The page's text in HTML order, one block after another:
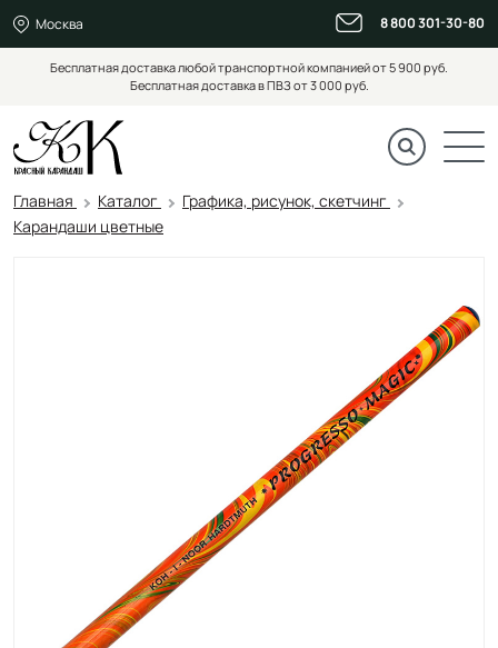
Москва 8 800 301-30-80
Бесплатная доставка любой транспортной компанией от 5 900 руб.
Бесплатная доставка в ПВЗ от 3 000 руб.
Главная Каталог
Графика, рисунок, скетчинг
Карандаши цветные